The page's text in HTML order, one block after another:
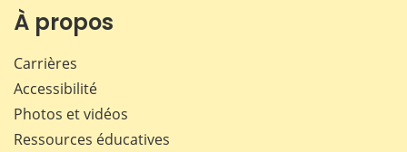
À propos
Carrières
Accessibilité
Photos et vidéos
Ressources éducatives